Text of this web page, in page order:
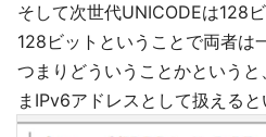
そして次世代UNICODEは128
128ビットということで両者は
つまりどういうことかという
まIPv6アドレスとして扱えると